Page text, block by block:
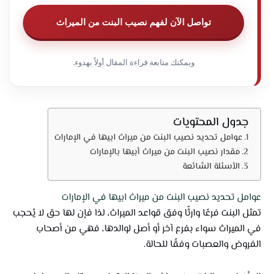
تواصل الآن لفهم نصيب البنت من الميراث
ويمكنك متابعة قراءة المقال أولاً بهدوء.
جدول المحتويات
عوامل تحديد نصيب البنت من ميراث ابيها في الإمارات
مقدار نصيب البنت من ميراث أبيها بالإمارات
الأسئلة الشائعة
عوامل تحديد نصيب البنت من ميراث ابيها في الإمارات
تمثل البنت فرعًا وارثًا وفق قواعد الميراث، لذا فإن لها حق لا يُحجب
في الميراث سواء بفرع آخر أو أصل لوالدها، فهي من أصحاب
الفروض والعصبات وفقًا للحالة.